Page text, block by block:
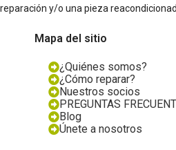
reparación y/o una pieza
Mapa del sitio
¿Quiénes somos?
¿Cómo reparar?
Nuestros socios
PREGUNTAS
Blog
Únete a nosotros